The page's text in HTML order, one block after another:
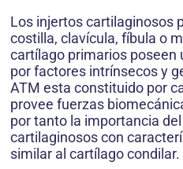
Los injertos cartilaginosos
costilla, clavícula, fíbula o
cartílago primarios
por factores intrínsecos y
ATM esta constituido por
provee fuerzas
por tanto la importancia
cartilaginosos con
similar al cartílago condilar.